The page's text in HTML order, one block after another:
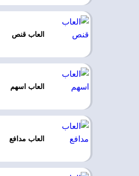
العاب قنص
العاب اسهم
العاب مدافع